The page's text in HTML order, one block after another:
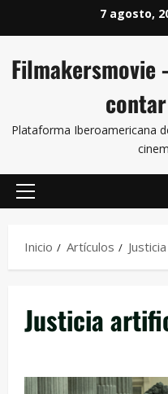
7 agosto,
Filmakersmovie
Plataforma Iberoamericana
Inicio Artículos
Justicia